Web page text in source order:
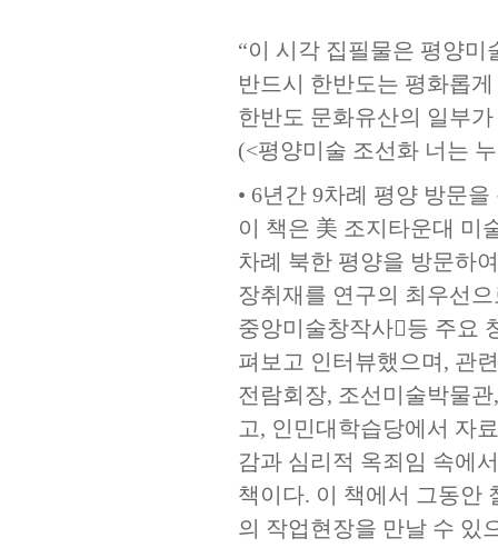
“이 시각 집필물은 평양
반드시 한반도는 평화롭
한반도 문화유산의 일부
(<평양미술 조선화 너는
• 6년간 9차례 평양 방문
이 책은 美 조지타운대 미
차례 북한 평양을 방문하
장취재를 연구의 최우선
중앙미술창작사등 주요
펴보고 인터뷰했으며, 관
전람회장, 조선미술박물
고, 인민대학습당에서 자
감과 심리적 옥죄임 속에
책이다. 이 책에서 그동안
의 작업현장을 만날 수 있